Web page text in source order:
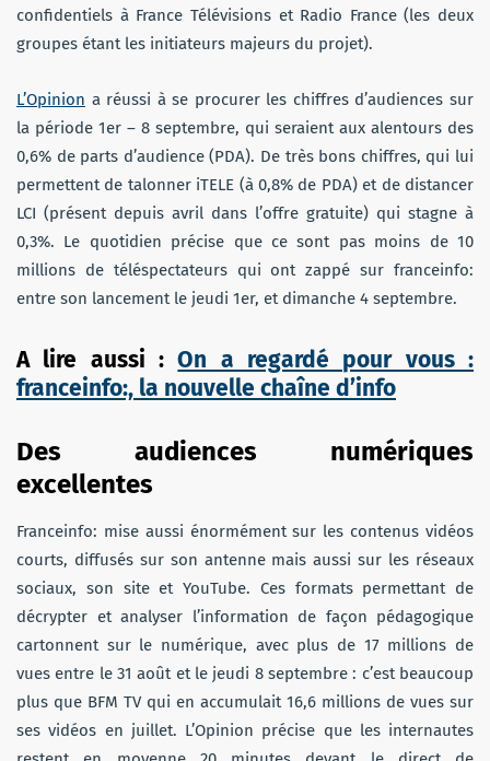
confidentiels à France Télévisions et Radio France (les deux
groupes étant les initiateurs majeurs du projet).
L’Opinion a réussi à se procurer les chiffres d’audiences sur
la période 1er – 8 septembre, qui seraient aux alentours des
0,6% de parts d’audience (PDA). De très bons chiffres, qui lui
permettent de talonner iTELE (à 0,8% de PDA) et de distancer
LCI (présent depuis avril dans l’offre gratuite) qui stagne à
0,3%. Le quotidien précise que ce sont pas moins de 10
millions de téléspectateurs qui ont zappé sur franceinfo:
entre son lancement le jeudi 1er, et dimanche 4 septembre.
A lire aussi :On a regardé pour vous :
franceinfo:, la nouvelle chaîne d’info
Des audiences numériques
excellentes
Franceinfo: mise aussi énormément sur les contenus vidéos
courts, diffusés sur son antenne mais aussi sur les réseaux
sociaux, son site et YouTube. Ces formats permettant de
décrypter et analyser l’information de façon pédagogique
cartonnent sur le numérique, avec plus de 17 millions de
vues entre le 31 août et le jeudi 8 septembre : c’est beaucoup
plus que BFM TV qui en accumulait 16,6 millions de vues sur
ses vidéos en juillet. L’Opinion précise que les internautes